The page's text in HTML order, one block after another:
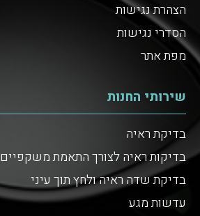
הצהרת נגישות
הסדרי נגישות
מפת אתר
שירותי החנות
בדיקת ראיה
בדיקות ראיה לצורך התאמת משקפיים
בדיקת שדה ראיה ולחץ תוך עיני
עדשות מגע